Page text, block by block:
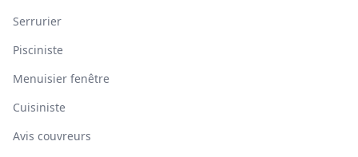
Serrurier
Pisciniste
Menuisier fenêtre
Cuisiniste
Avis couvreurs